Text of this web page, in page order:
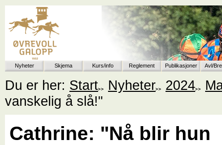
Nyheter Skjema Kurs/info Reglement Publikasjoner Avl/
Du er her: Start Nyheter 2024
vanskelig å slå!"
Cathrine: "Nå blir hun